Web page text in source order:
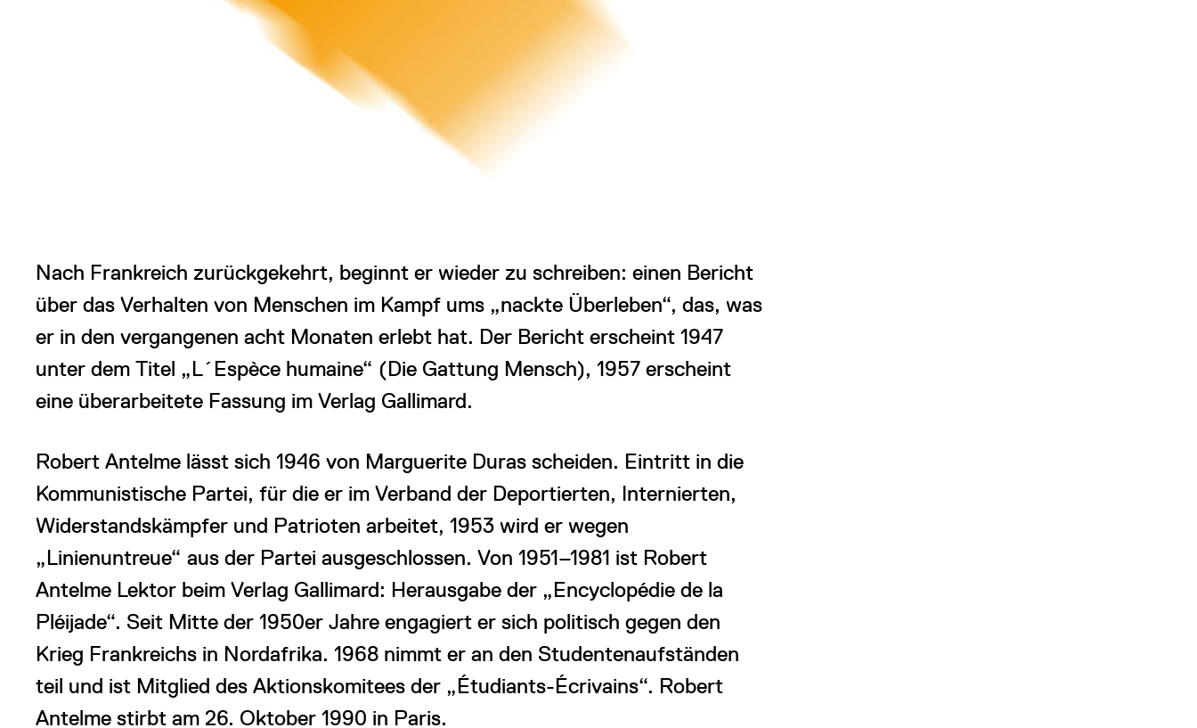
Nach Frankreich zurückgekehrt, beginnt er wieder zu schreiben: einen Bericht
über das Verhalten von Menschen im Kampf ums „nackte Überleben“, das, was
er in den vergangenen acht Monaten erlebt hat. Der Bericht erscheint 1947
unter dem Titel „L´Espèce humaine“ (Die Gattung Mensch), 1957 erscheint
eine überarbeitete Fassung im Verlag Gallimard.
Robert Antelme lässt sich 1946 von Marguerite Duras scheiden. Eintritt in die
Kommunistische Partei, für die er im Verband der Deportierten, Internierten,
Widerstandskämpfer und Patrioten arbeitet, 1953 wird er wegen
„Linienuntreue“ aus der Partei ausgeschlossen. Von 1951–1981 ist Robert
Antelme Lektor beim Verlag Gallimard: Herausgabe der „Encyclopédie de la
Pléijade“. Seit Mitte der 1950er Jahre engagiert er sich politisch gegen den
Krieg Frankreichs in Nordafrika. 1968 nimmt er an den Studentenaufständen
teil und ist Mitglied des Aktionskomitees der „Étudiants-Écrivains“. Robert
Antelme stirbt am 26. Oktober 1990 in Paris.